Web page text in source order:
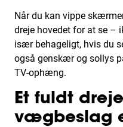
Når du kan vippe
dreje hovedet for at se –
især behageligt, hvis du
også genskær og sollys
TV-ophæng.
Et fuldt
vægbeslag